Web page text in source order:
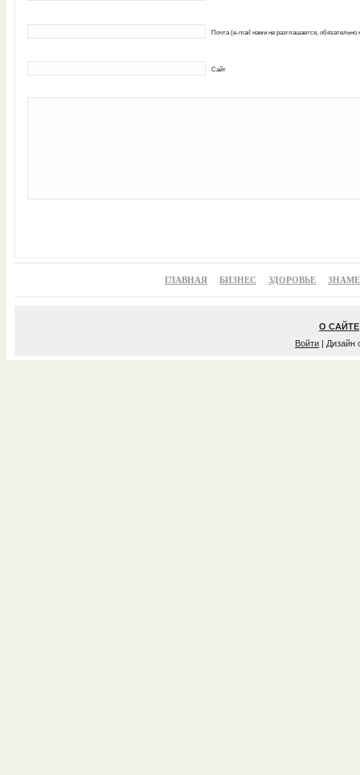
Почта (e-mail нами не разглашается, обязательно
Сайт
ГЛАВНАЯ БИЗНЕС ЗДОРОВЬЕ
О САЙТЕ
Войти | Дизайн